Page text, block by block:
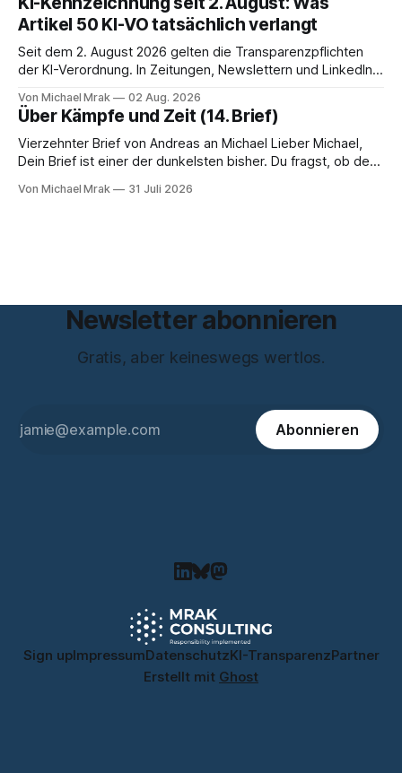
zum Thema Meinungsfreiheit promoviert. Das Gespräch ist
inhaltlich dichter als die meisten Kurzinterviews zum Thema
und beantwortet einige Fragen,
Artikel 50 KI-VO tatsächlich verlangt
Seit dem 2. August 2026 gelten die Transparenzpflichten
der KI-Verordnung. In Zeitungen, Newslettern und LinkedIn-
trotzdem falsch ist: Ab jetzt müsse alles gekennzeichnet
werden, was mit künstlicher Intelligenz entstanden sei. Das
stimmt so nicht. Artikel 50 der KI-Verordnung
Von Michael Mrak 02 Aug. 2026
Über Kämpfe und Zeit (14. Brief)
Vierzehnter Brief von Andreas an Michael Lieber Michael,
Dein Brief ist einer der dunkelsten bisher. Du fragst, ob der
letzten Hebel, der sich noch bewegt, und zwischen Deinen
Von Michael Mrak 31 Juli 2026
Newsletter abonnieren
Gratis, aber keineswegs wertlos.
Abonnieren
Sign upImpressumDatenschutzKI-TransparenzPartner
Erstellt mit Ghost